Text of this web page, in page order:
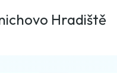
Hradiště